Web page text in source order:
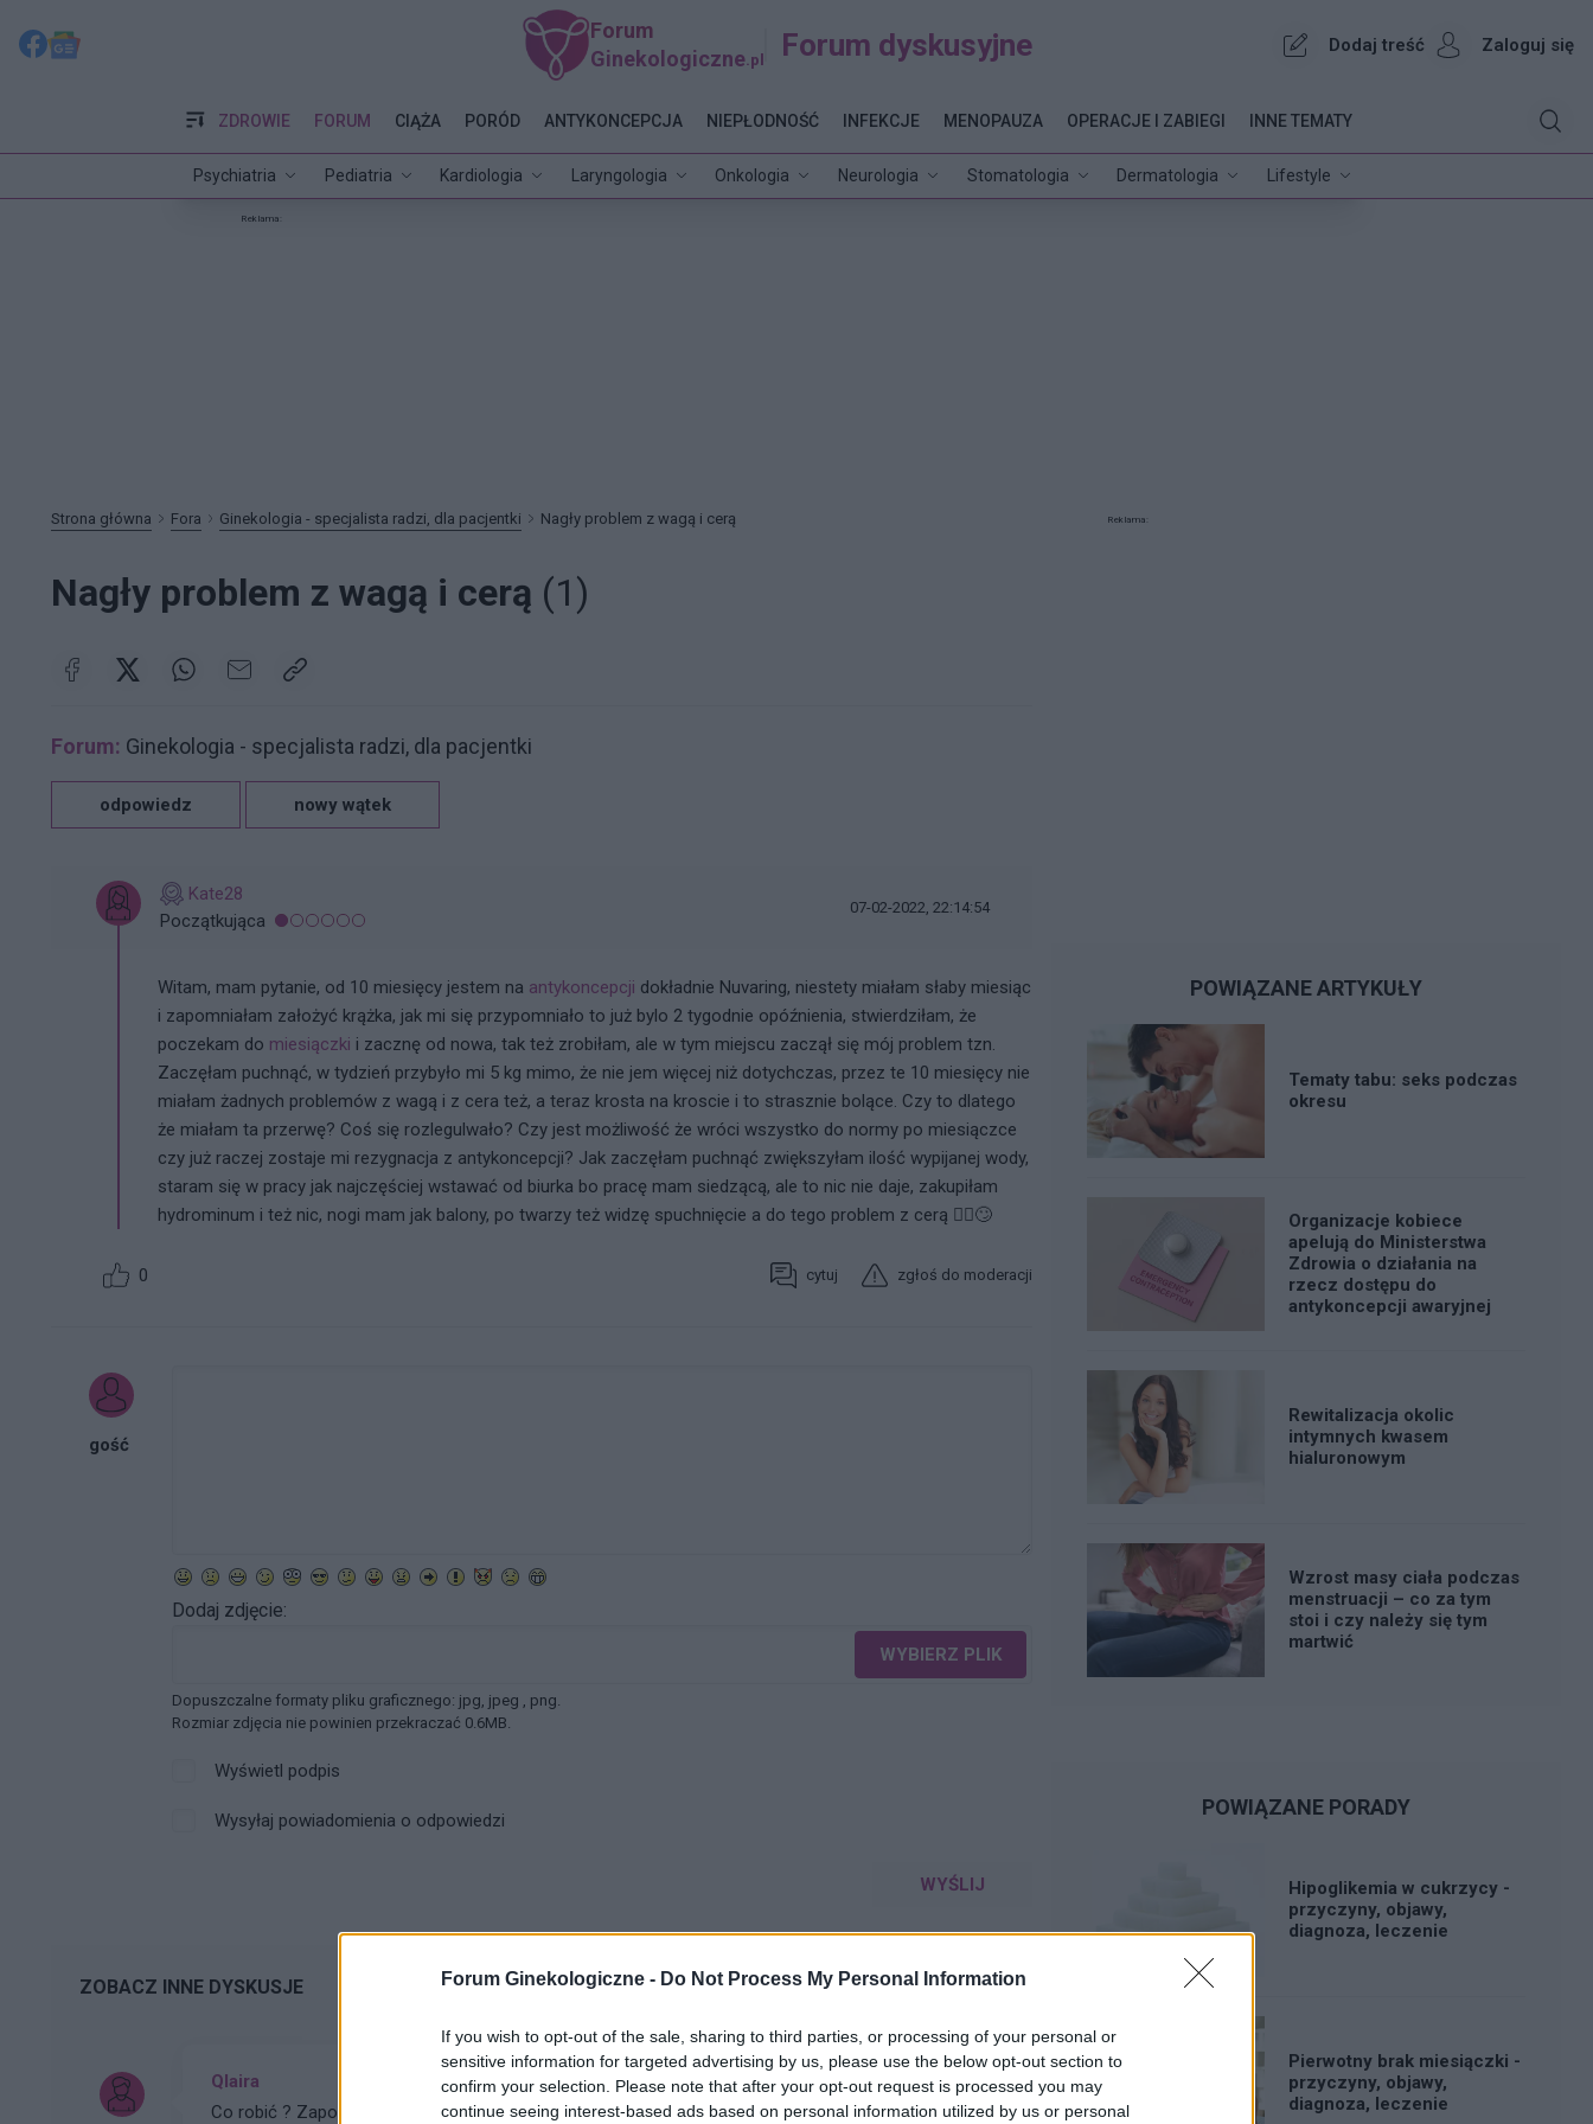
Forum Ginekologiczne - Do Not Process My Personal Information
If you wish to opt-out of the sale, sharing to third parties, or processing of your personal or
sensitive information for targeted advertising by us, please use the below opt-out section to
confirm your selection. Please note that after your opt-out request is processed you may
continue seeing interest-based ads based on personal information utilized by us or personal
Forum
Ginekologiczne .pl Forum dyskusyjne Dodaj treść Zaloguj się
ZDROWIE
Psychiatria Pediatria Kardiologia Laryngologia Onkologia Neurologia Stomatologia Dermatologia Lifestyle
FORUM CIĄŻA PORÓD ANTYKONCEPCJA NIEPŁODNOŚĆ INFEKCJE MENOPAUZA OPERACJE I ZABIEGI INNE TEMATY
Reklama:
Strona główna Fora Ginekologia - specjalista radzi, dla pacjentki Nagły problem z wagą i cerą
Nagły problem z wagą i cerą (1)
Forum: Ginekologia - specjalista radzi, dla pacjentki
odpowiedz nowy wątek
Kate28
Początkująca
07-02-2022, 22:14:54
Witam, mam pytanie, od 10 miesięcy jestem na antykoncepcji dokładnie Nuvaring, niestety miałam słaby miesiąc
i zapomniałam założyć krążka, jak mi się przypomniało to już bylo 2 tygodnie opóźnienia, stwierdziłam, że
poczekam do miesiączki i zacznę od nowa, tak też zrobiłam, ale w tym miejscu zaczął się mój problem tzn.
Zaczęłam puchnąć, w tydzień przybyło mi 5 kg mimo, że nie jem więcej niż dotychczas, przez te 10 miesięcy nie
miałam żadnych problemów z wagą i z cera też, a teraz krosta na kroscie i to strasznie bolące. Czy to dlatego
że miałam ta przerwę? Coś się rozlegulwało? Czy jest możliwość że wróci wszystko do normy po miesiączce
czy już raczej zostaje mi rezygnacja z antykoncepcji? Jak zaczęłam puchnąć zwiększyłam ilość wypijanej wody,
staram się w pracy jak najczęściej wstawać od biurka bo pracę mam siedzącą, ale to nic nie daje, zakupiłam
hydrominum i też nic, nogi mam jak balony, po twarzy też widzę spuchnięcie a do tego problem z cerą 🙆‍♀️🙄
0 cytuj zgłoś do moderacji
gość
Dodaj zdjęcie:
WYBIERZ PLIK
Dopuszczalne formaty pliku graficznego: jpg, jpeg , png.
Rozmiar zdjęcia nie powinien przekraczać 0.6MB.
Wyświetl podpis
Wysyłaj powiadomienia o odpowiedzi
WYŚLIJ
ZOBACZ INNE DYSKUSJE
Qlaira
Co robić ? Zapomniałam tabletki qlaira w 6 dniu. Stosunek był dwa dni wcześniej. Przyjęłam
Reklama:
POWIĄZANE ARTYKUŁY
Tematy tabu: seks podczas
okresu
Organizacje kobiece
apelują do Ministerstwa
Zdrowia o działania na
rzecz dostępu do
antykoncepcji awaryjnej
Rewitalizacja okolic
intymnych kwasem
hialuronowym
Wzrost masy ciała podczas
menstruacji – co za tym
stoi i czy należy się tym
martwić
POWIĄZANE PORADY
Hipoglikemia w cukrzycy -
przyczyny, objawy,
diagnoza, leczenie
Pierwotny brak miesiączki -
przyczyny, objawy,
diagnoza, leczenie